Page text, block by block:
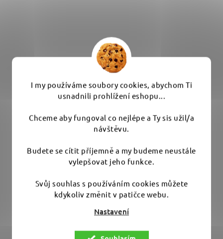
I my používáme soubory cookies, abychom Ti
usnadnili prohlížení eshopu...
Chceme aby fungoval co nejlépe a Ty sis užil/a
návštěvu.
Budete se cítit příjemně a my budeme neustále
vylepšovat jeho funkce.
Svůj souhlas s používáním cookies můžete
kdykoliv změnit v patičce webu.
Nastavení
5 ks | 40x40 cm | 300 gsm
Průměrné
hodnocení
produktu
Není na skladě
189 Kč